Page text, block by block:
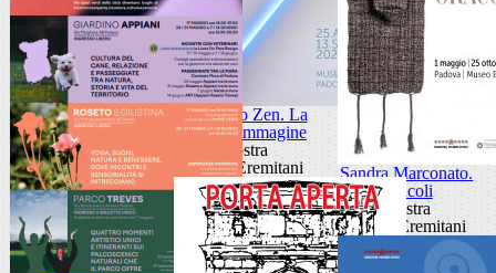
Giancarlo Zen. La
luce fa l'immagine
Mostra
Museo Eremitani
Sandra Marconato.
Oracoli
Mostra
Museo Eremitani